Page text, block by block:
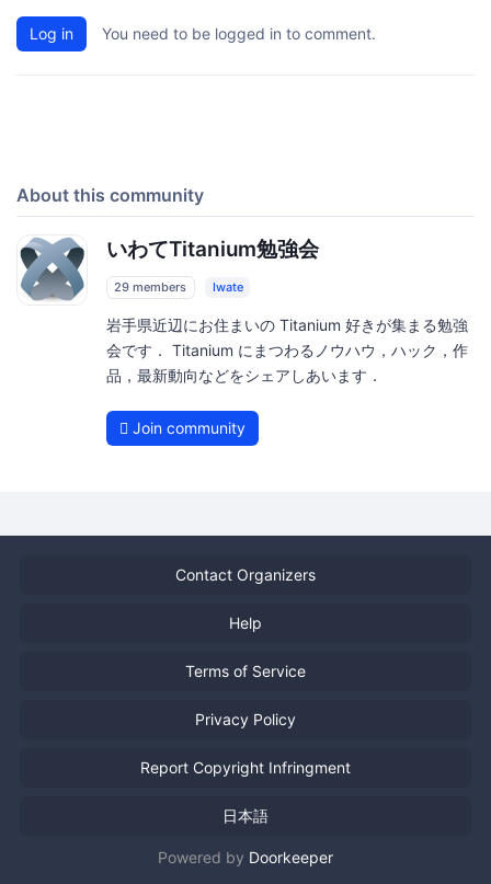
Log in You need to be logged in to comment.
About this community
いわてTitanium勉強会
29 members Iwate
岩手県近辺にお住まいの Titanium 好きが集まる勉強
会です． Titanium にまつわるノウハウ，ハック，作
品，最新動向などをシェアしあいます．
Join community
Contact Organizers
Help
Terms of Service
Privacy Policy
Report Copyright Infringment
日本語
Powered by Doorkeeper